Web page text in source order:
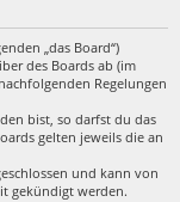
„das Board“)
des Boards ab (im
Regelungen
bist, so darfst du das
gelten jeweils die an
und kann von
gekündigt werden.